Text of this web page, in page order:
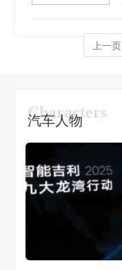
上一页
Characters
汽车人物